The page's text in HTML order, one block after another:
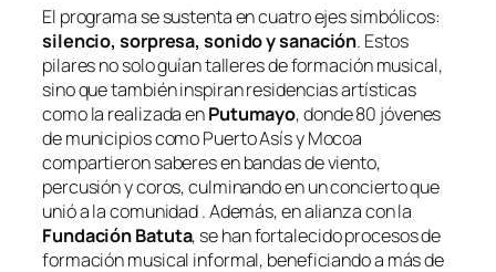
El programa se sustenta en cuatro ejes simbólicos:
silencio, sorpresa, sonido y sanación. Estos
pilares no solo guían talleres de formación musical,
sino que también inspiran residencias artísticas
como la realizada enPutumayo, donde 80 jóvenes
de municipios como Puerto Asís y Mocoa
compartieron saberes en bandas de viento,
percusión y coros, culminando en un concierto que
unió a la comunidad . Además, en alianza con la
Fundación Batuta, se han fortalecido procesos de
formación musical informal, beneficiando a más de